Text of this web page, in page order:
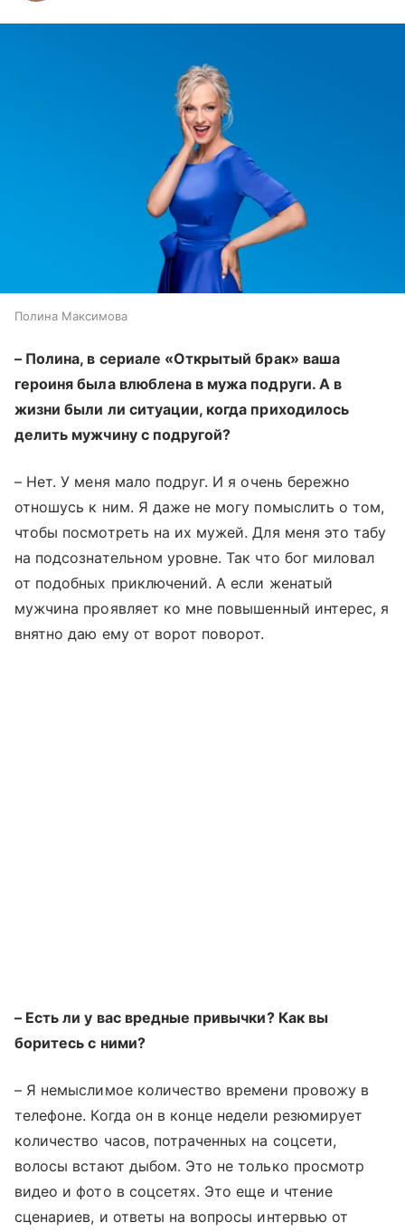
Полина Максимова
– Полина, в сериале «Открытый брак» ваша
героиня была влюблена в мужа подруги. А в
жизни были ли ситуации, когда приходилось
делить мужчину с подругой?
– Нет. У меня мало подруг. И я очень бережно
отношусь к ним. Я даже не могу помыслить о том,
чтобы посмотреть на их мужей. Для меня это табу
на подсознательном уровне. Так что бог миловал
от подобных приключений. А если женатый
мужчина проявляет ко мне повышенный интерес, я
внятно даю ему от ворот поворот.
– Есть ли у вас вредные привычки? Как вы
боритесь с ними?
– Я немыслимое количество времени провожу в
телефоне. Когда он в конце недели резюмирует
количество часов, потраченных на соцсети,
волосы встают дыбом. Это не только просмотр
видео и фото в соцсетях. Это еще и чтение
сценариев, и ответы на вопросы интервью от